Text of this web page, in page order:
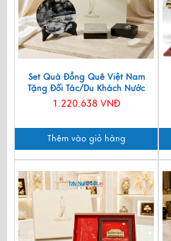
Set Quà Đồng Quê Việt Nam
Tặng Đối Tác/Du Khách Nước
Ngoài - Đĩa Sơn Mài/ Hộp
1.220.638 VNĐ
Thêm vào giỏ hàng